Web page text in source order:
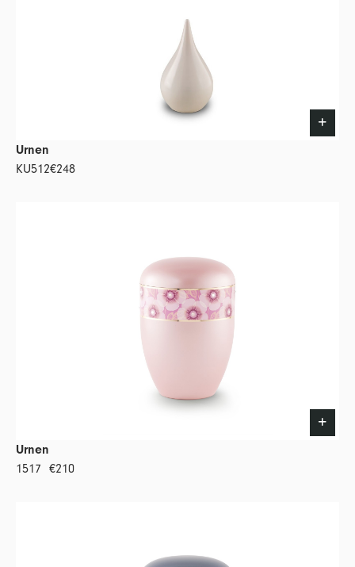
Urnen
KU512€248
Urnen
1517
€210